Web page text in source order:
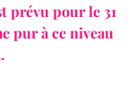
prévu pour le 31
pur à ce niveau